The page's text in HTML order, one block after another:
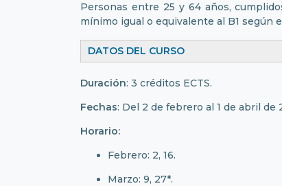
Personas entre 25 y 64 años,
mínimo igual o equivalente al B1 según
DATOS DEL CURSO
Duración: 3 créditos ECTS.
Fechas: Del 2 de febrero al 1 de abril de
Horario:
Febrero: 2, 16.
Marzo: 9, 27*.